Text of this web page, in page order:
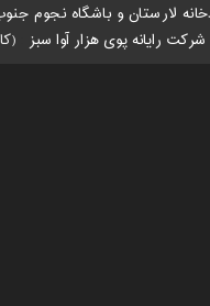
لارستان و باشگاه نجوم
شرکت رایانه پوی هزار آوا سبز